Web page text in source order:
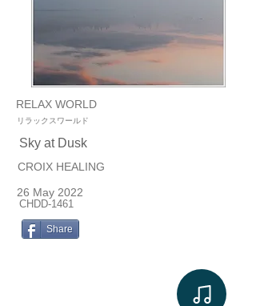
RELAX WORLD
リラックスワールド
Sky at Dusk
CROIX HEALING
26 May 2022
CHDD-1461
Share